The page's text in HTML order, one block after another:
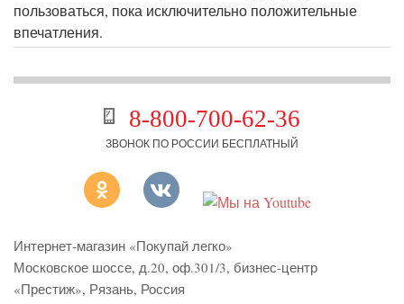
пользоваться, пока исключительно положительные
впечатления.
8-800-700-62-36
ЗВОНОК ПО РОССИИ БЕСПЛАТНЫЙ
Интернет-магазин «Покупай легко»
Московское шоссе, д.20, оф.301/3, бизнес-центр
«Престиж», Рязань, Россия